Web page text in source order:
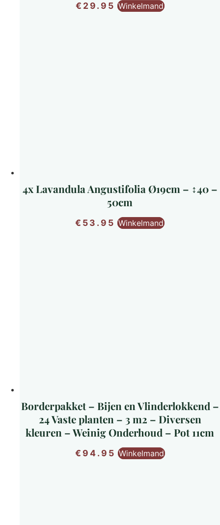
€ 29.95 Winkelmand
4x Lavandula Angustifolia Ø19cm – ↕40 –
50cm
€ 53.95 Winkelmand
Borderpakket – Bijen en Vlinderlokkend –
24 Vaste planten – 3 m2 – Diversen
kleuren – Weinig Onderhoud – Pot 11cm
€ 94.95 Winkelmand